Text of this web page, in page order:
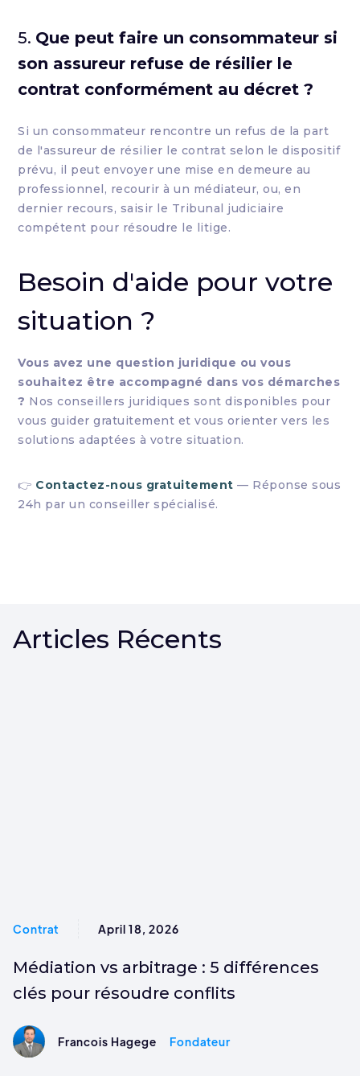
5. Que peut faire un consommateur si
son assureur refuse de résilier le
contrat conformément au décret ?
Si un consommateur rencontre un refus de la part
de l'assureur de résilier le contrat selon le dispositif
prévu, il peut envoyer une mise en demeure au
professionnel, recourir à un médiateur, ou, en
dernier recours, saisir le Tribunal judiciaire
compétent pour résoudre le litige.
Besoin d'aide pour votre
situation ?
Vous avez une question juridique ou vous
souhaitez être accompagné dans vos démarches
? Nos conseillers juridiques sont disponibles pour
vous guider gratuitement et vous orienter vers les
solutions adaptées à votre situation.
👉 Contactez-nous gratuitement — Réponse sous
24h par un conseiller spécialisé.
Articles Récents
Contrat April 18, 2026
Médiation vs arbitrage : 5 différences
clés pour résoudre conflits
Francois Hagege Fondateur